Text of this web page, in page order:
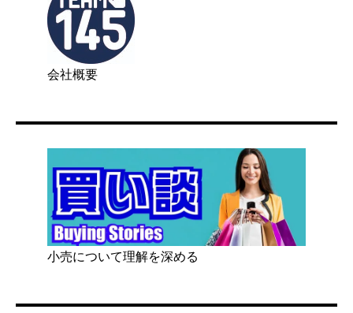
会社概要
小売について理解を深める